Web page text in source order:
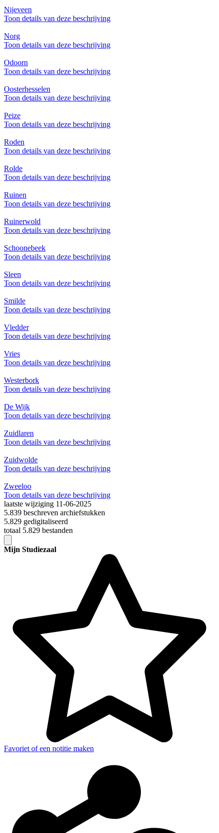
Nijeveen
Toon details van deze beschrijving
Norg
Toon details van deze beschrijving
Odoorn
Toon details van deze beschrijving
Oosterhesselen
Toon details van deze beschrijving
Peize
Toon details van deze beschrijving
Roden
Toon details van deze beschrijving
Rolde
Toon details van deze beschrijving
Ruinen
Toon details van deze beschrijving
Ruinerwold
Toon details van deze beschrijving
Schoonebeek
Toon details van deze beschrijving
Sleen
Toon details van deze beschrijving
Smilde
Toon details van deze beschrijving
Vledder
Toon details van deze beschrijving
Vries
Toon details van deze beschrijving
Westerbork
Toon details van deze beschrijving
De Wijk
Toon details van deze beschrijving
Zuidlaren
Toon details van deze beschrijving
Zuidwolde
Toon details van deze beschrijving
Zweeloo
Toon details van deze beschrijving
laatste wijziging 11-06-2025
5.839 beschreven archiefstukken
5.829 gedigitaliseerd
totaal 5.829 bestanden
Mijn Studiezaal
Favoriet of een notitie maken